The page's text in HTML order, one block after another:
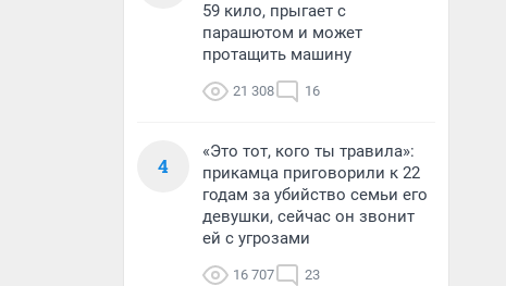
59 кило, прыгает с
парашютом и может
протащить машину
21 308 16
4
«Это тот, кого ты травила»:
прикамца приговорили к 22
годам за убийство семьи его
девушки, сейчас он звонит
ей с угрозами
16 707 23